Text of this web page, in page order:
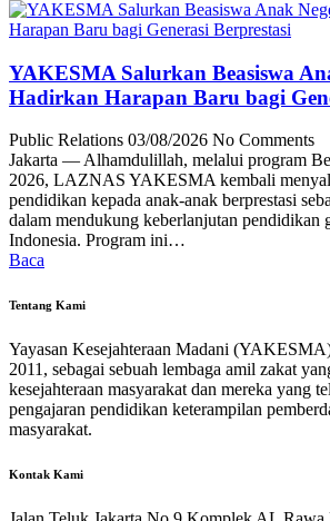
YAKESMA Salurkan Beasiswa
Hadirkan Harapan Baru bagi
Public Relations 03/08/2026 No Comments
Jakarta — Alhamdulillah, melalui program
2026, LAZNAS YAKESMA kembali
pendidikan kepada anak-anak berprestasi
dalam mendukung keberlanjutan pendidikan
Indonesia. Program ini…
Baca
Tentang Kami
Yayasan Kesejahteraan Madani
2011, sebagai sebuah lembaga amil zakat
kesejahteraan masyarakat dan mereka yang
pengajaran pendidikan keterampilan
masyarakat.
Kontak Kami